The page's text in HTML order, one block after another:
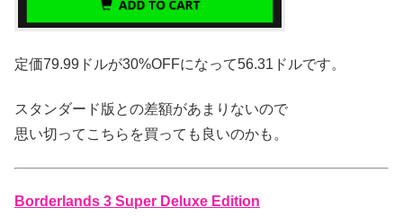
定価79.99ドルが30%OFFになって56.31ドルです。
スタンダード版との差額があまりないので
思い切ってこちらを買っても良いのかも。
Borderlands 3 Super Deluxe Edition